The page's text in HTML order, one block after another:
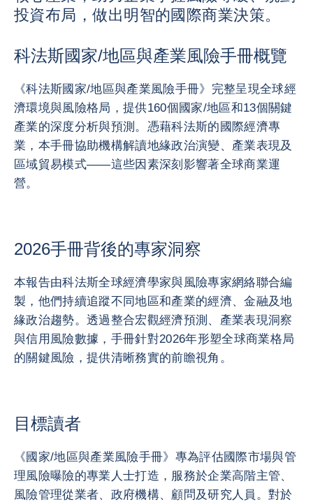
投資布局，做出明智的國際商業決策。
科法斯國家/地區與產業風險手冊概覽
《科法斯國家/地區與產業風險手冊》完整呈現全球經
濟環境與風險格局，提供160個國家/地區和13個關鍵
產業的深度分析與預測。憑藉科法斯的國際經濟專
業，本手冊協助機構解讀地緣政治演變、產業表現及
區域貿易模式——這些因素深刻影響著全球商業運
營。
2026手冊背後的專家洞察
本報告由科法斯全球經濟學家與風險專家網絡聯合編
製，他們持續追蹤不同地區和產業的經濟、金融及地
緣政治趨勢。透過整合宏觀經濟預測、產業表現洞察
與信用風險數據，手冊針對2026年形塑全球商業格局
的關鍵風險，提供清晰務實的前瞻視角。
目標讀者
《國家/地區與產業風險手冊》專為評估國際市場與管
理風險曝險的專業人士打造，服務於企業高階主管、
風險管理從業者、政府機構、顧問及研究人員。對於